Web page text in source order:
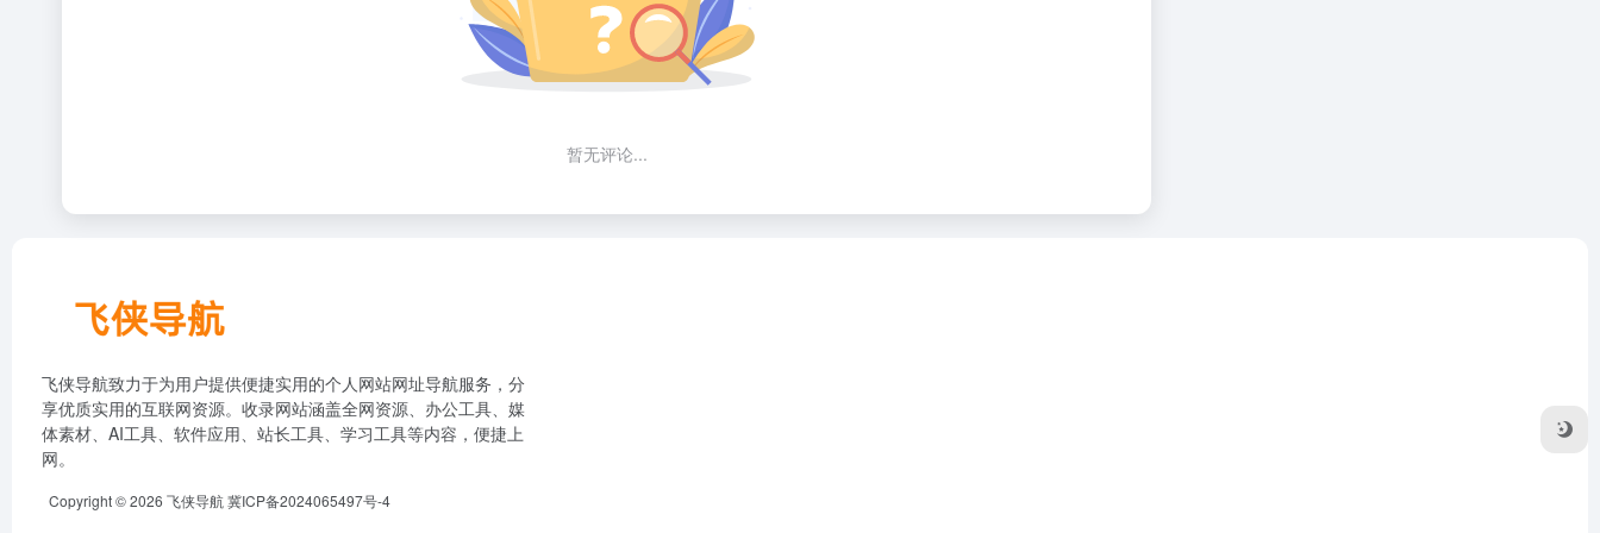
暂无评论...
飞侠导航致力于为用户提供便捷实用的个人网站网址导航服务，分
享优质实用的互联网资源。收录网站涵盖全网资源、办公工具、媒
体素材、AI工具、软件应用、站长工具、学习工具等内容，便捷上
网。
Copyright © 2026 飞侠导航冀ICP备2024065497号-4